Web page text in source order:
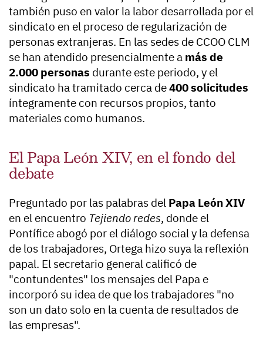
también puso en valor la labor desarrollada por el
sindicato en el proceso de regularización de
personas extranjeras. En las sedes de CCOO CLM
se han atendido presencialmente a más de
2.000 personas durante este periodo, y el
sindicato ha tramitado cerca de400 solicitudes
íntegramente con recursos propios, tanto
materiales como humanos.
El Papa León XIV, en el fondo del
debate
Preguntado por las palabras del Papa León XIV
en el encuentro Tejiendo redes, donde el
Pontífice abogó por el diálogo social y la defensa
de los trabajadores, Ortega hizo suya la reflexión
papal. El secretario general calificó de
"contundentes" los mensajes del Papa e
incorporó su idea de que los trabajadores "no
son un dato solo en la cuenta de resultados de
las empresas".